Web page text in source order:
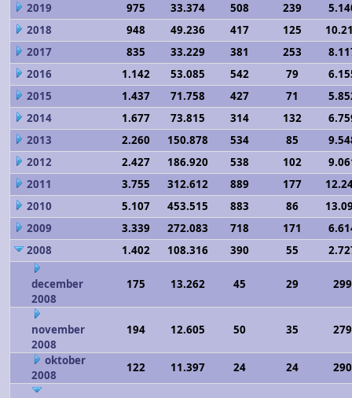
2019
975 33.374 508 239
2018
948 49.236 417 125
2017
835 33.229 381 253
2016
1.142 53.085 542 79
2015
1.437 71.758 427 71
2014
1.677 73.815 314 132
2013
2.260 150.878 534 85
2012
2.427 186.920 538 102
2011
3.755 312.612 889 177
2010
5.107 453.515 883 86
2009
3.339 272.083 718 171
2008
1.402 108.316 390 55
december
2008
175 13.262 45 29
november
2008
194 12.605 50 35
oktober
2008
122 11.397 24 24